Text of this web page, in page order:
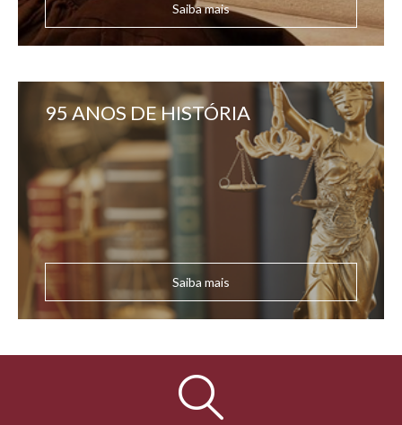
Saiba mais
95 ANOS DE HISTÓRIA
Saiba mais